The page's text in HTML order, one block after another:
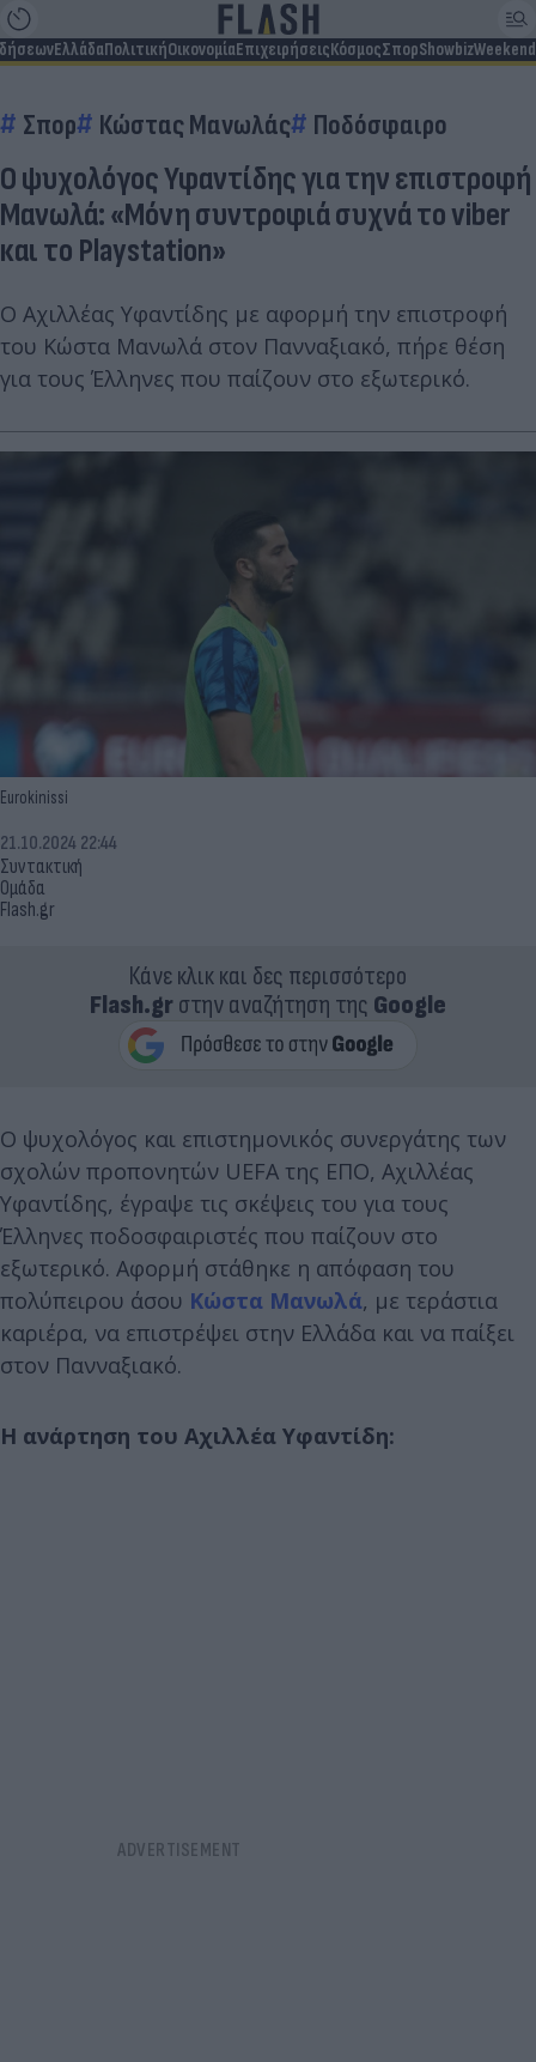
ΕλλάδαΠολιτικήΟικονομίαΕπιχειρήσειςΚόσμοςΣπορShowbizWeekend
Σπορ Κώστας Μανωλάς Ποδόσφαιρο
Ο ψυχολόγος Υφαντίδης για την επιστροφή
Μανωλά: «Μόνη συντροφιά συχνά το viber
και το Playstation»
Ο Αχιλλέας Υφαντίδης με αφορμή την επιστροφή
του Κώστα Μανωλά στον Πανναξιακό, πήρε θέση
για τους Έλληνες που παίζουν στο εξωτερικό.
Eurokinissi
Συντακτική
Ομάδα
Flash.gr
21.10.2024 22:44
Κάνε κλικ και δες περισσότερο
Flash.grστην αναζήτηση της Google
Ο ψυχολόγος και επιστημονικός συνεργάτης των
σχολών προπονητών UEFA της ΕΠΟ, Αχιλλέας
Υφαντίδης, έγραψε τις σκέψεις του για τους
Έλληνες ποδοσφαιριστές που παίζουν στο
εξωτερικό. Αφορμή στάθηκε η απόφαση του
πολύπειρου άσου Κώστα Μανωλά, με τεράστια
καριέρα, να επιστρέψει στην Ελλάδα και να παίξει
στον Πανναξιακό.
Η ανάρτηση του Αχιλλέα Υφαντίδη: